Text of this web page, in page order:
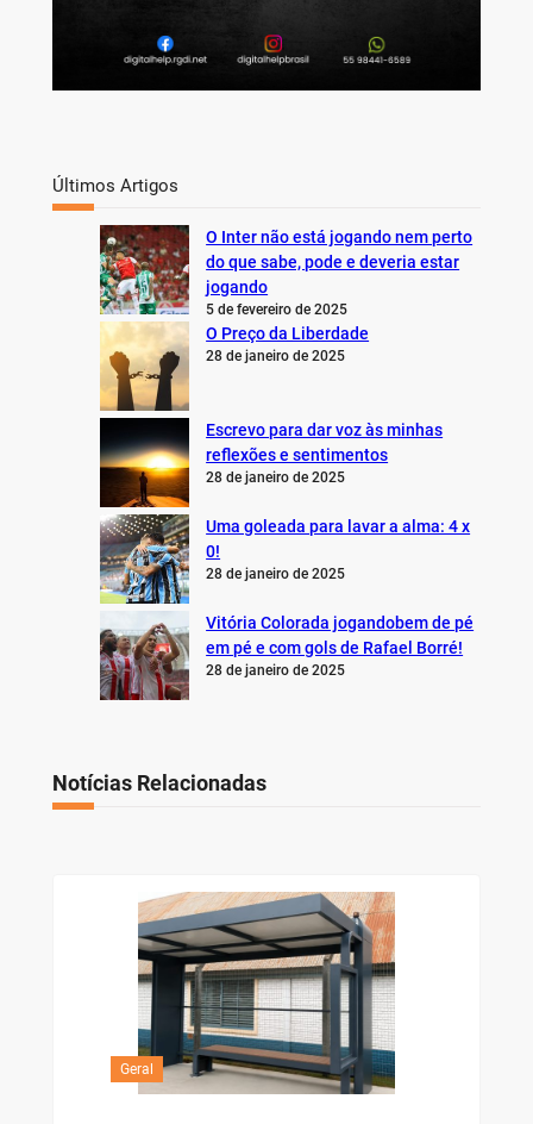
Últimos Artigos
O Inter não está jogando nem perto
do que sabe, pode e deveria estar
jogando
5 de fevereiro de 2025
O Preço da Liberdade
28 de janeiro de 2025
Escrevo para dar voz às minhas
reflexões e sentimentos
28 de janeiro de 2025
Uma goleada para lavar a alma: 4 x
0!
28 de janeiro de 2025
Vitória Colorada jogandobem de pé
em pé e com gols de Rafael Borré!
28 de janeiro de 2025
Notícias Relacionadas
Geral